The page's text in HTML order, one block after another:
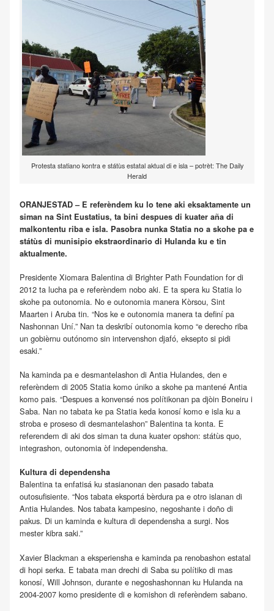
Protesta statiano kontra e státùs estatal aktual di e isla – potrèt: The Daily
Herald
ORANJESTAD – E referèndem ku lo tene aki eksaktamente un
siman na Sint Eustatius, ta bini despues di kuater aña di
malkontentu riba e isla. Pasobra nunka Statia no a skohe pa e
státùs di munisipio ekstraordinario di Hulanda ku e tin
aktualmente.
Presidente Xiomara Balentina di Brighter Path Foundation for di
2012 ta lucha pa e referèndem nobo aki. E ta spera ku Statia lo
skohe pa outonomia. No e outonomia manera Kòrsou, Sint
Maarten i Aruba tin. “Nos ke e outonomia manera ta definí pa
Nashonnan Uní.” Nan ta deskribí outonomia komo “e derecho riba
un gobièrnu outónomo sin intervenshon djafó, eksepto si pidi
esaki.”
Na kaminda pa e desmantelashon di Antia Hulandes, den e
referèndem di 2005 Statia komo úniko a skohe pa mantené Antia
komo pais. “Despues a konvensé nos polítikonan pa djòin Boneiru i
Saba. Nan no tabata ke pa Statia keda konosí komo e isla ku a
stroba e proseso di desmantelashon” Balentina ta konta. E
referendem di aki dos siman ta duna kuater opshon: státùs quo,
integrashon, outonomia òf independensha.
Kultura di dependensha
Balentina ta enfatisá ku stasianonan den pasado tabata
outosufisiente. “Nos tabata eksportá bèrdura pa e otro islanan di
Antia Hulandes. Nos tabata kampesino, negoshante i doño di
pakus. Di un kaminda e kultura di dependensha a surgi. Nos
mester kibra saki.”
Xavier Blackman a eksperiensha e kaminda pa renobashon estatal
di hopi serka. E tabata man drechi di Saba su polítiko di mas
konosí, Will Johnson, durante e negoshashonnan ku Hulanda na
2004-2007 komo presidente di e komishon di referèndem sabano.